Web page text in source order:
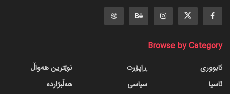
Browse by Category
ئابووری
ئاسیا
ڕاپۆرت
سیاسی
نوێترین هەواڵ
هەڵبژاردە